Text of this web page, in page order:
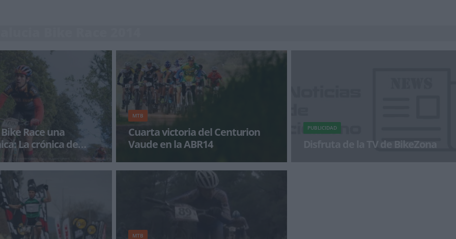
Race una
La crónica de
es un regalo caído del
que recorres es un milagro en
MTB
Cuarta victoria del Centurion
Vaude en la ABR14
Los alemanes consolidan su liderato a falta de
una única etapa para que concluya la prueba
El equipo ale
PUBLICIDAD
Disfruta de la TV de BikeZona
MTB